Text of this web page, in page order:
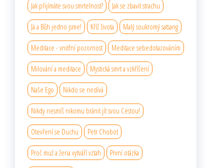
Jak přijímáte svou smrtelnost? Jak se zbavit strachu
Já a Bůh jedno jsme! Kříž života Malý soukromý satsang
Meditace - vnitřní pozornost Meditace sebedotazováním
Milování a meditace Mystická smrt a vzkříšení
Naše Ego Nikdo se nedívá
Nikdy nesmíš nikomu bránit jít svou Cestou!
Otevření se Duchu Petr Chobot
Proč muž a žena vytváří vztah První otázka